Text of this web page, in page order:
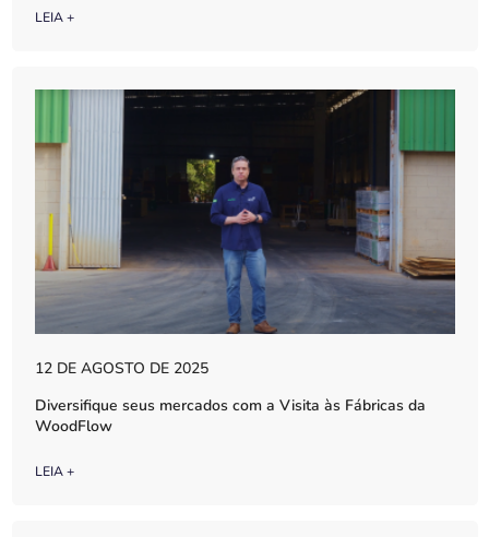
LEIA +
12 DE AGOSTO DE 2025
Diversifique seus mercados com a Visita às Fábricas da
WoodFlow
LEIA +